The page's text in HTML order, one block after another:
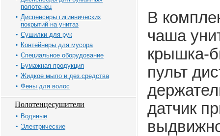
полотенец
Диспенсеры гигиенических
покрытий на унитаз
Сушилки для рук
Контейнеры для мусора
Специальное оборудование
Бумажная продукция
Жидкое мыло и дез.средства
Фены для волос
Полотенцесушители
Водяные
Электрические
В
чаша
крышка-
пульт
датчик